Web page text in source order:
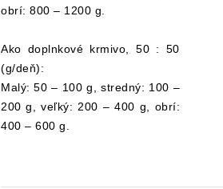
obrí: 800 – 1200 g.
Ako doplnkové krmivo, 50 : 50
(g/deň):
Malý: 50 – 100 g, stredný: 100 –
200 g, veľký: 200 – 400 g, obrí:
400 – 600 g.